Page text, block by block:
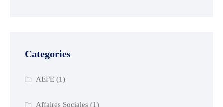
Categories
AEFE(1)
Affaires Sociales(1)